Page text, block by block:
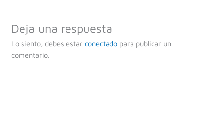
Deja una respuesta
Lo siento, debes estar conectadopara publicar un
comentario.